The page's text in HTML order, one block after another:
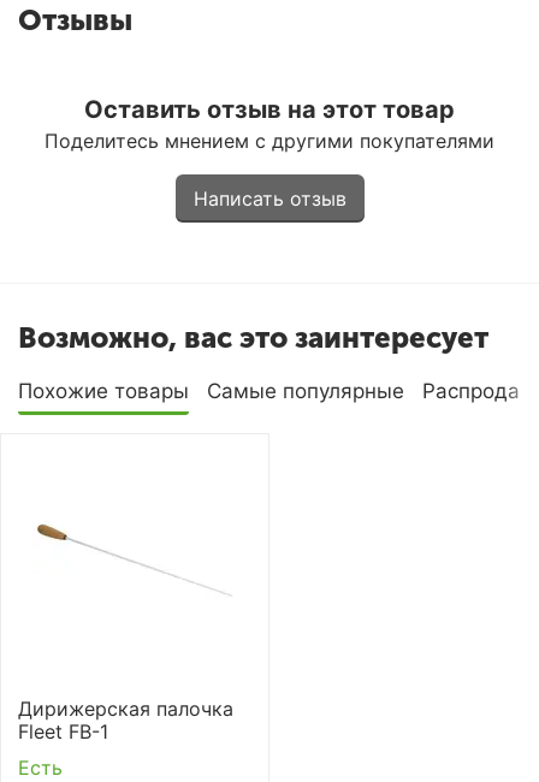
Отзывы
Оставить отзыв на этот товар
Поделитесь мнением с другими покупателями
Написать отзыв
Возможно, вас это заинтересует
Похожие товары Самые популярные
Дирижерская палочка
Fleet FB-1
Есть